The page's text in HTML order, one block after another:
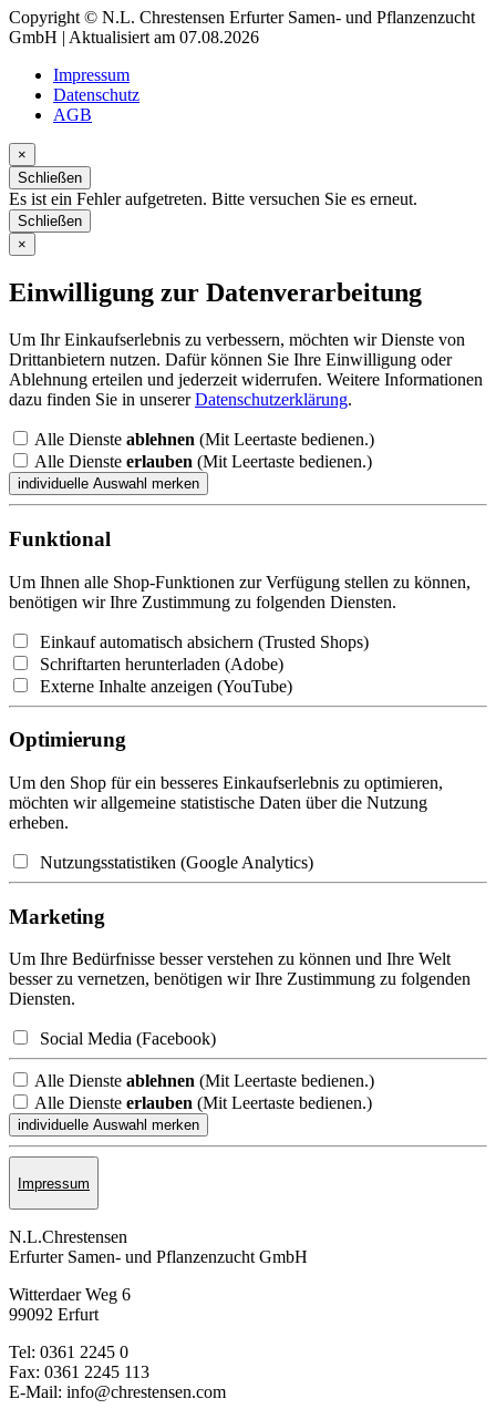
Copyright © N.L. Chrestensen Erfurter Samen- und Pflanzenzucht
GmbH | Aktualisiert am 07.08.2026
Impressum
Datenschutz
AGB
×
Schließen
Es ist ein Fehler aufgetreten. Bitte versuchen Sie es erneut.
Schließen
×
Einwilligung zur Datenverarbeitung
Um Ihr Einkaufserlebnis zu verbessern, möchten wir Dienste von
Drittanbietern nutzen. Dafür können Sie Ihre Einwilligung oder
Ablehnung erteilen und jederzeit widerrufen. Weitere Informationen
dazu finden Sie in unsererDatenschutzerklärung.
Alle Dienste ablehnen (Mit Leertaste bedienen.)
Alle Dienste erlauben (Mit Leertaste bedienen.)
Funktional
Um Ihnen alle Shop-Funktionen zur Verfügung stellen zu können,
benötigen wir Ihre Zustimmung zu folgenden Diensten.
Einkauf automatisch absichern (Trusted Shops)
Schriftarten herunterladen (Adobe)
Externe Inhalte anzeigen (YouTube)
Optimierung
Um den Shop für ein besseres Einkaufserlebnis zu optimieren,
möchten wir allgemeine statistische Daten über die Nutzung
erheben.
Nutzungsstatistiken (Google Analytics)
Marketing
Um Ihre Bedürfnisse besser verstehen zu können und Ihre Welt
besser zu vernetzen, benötigen wir Ihre Zustimmung zu folgenden
Diensten.
Social Media (Facebook)
Alle Dienste ablehnen (Mit Leertaste bedienen.)
Alle Dienste erlauben (Mit Leertaste bedienen.)
Impressum
N.L.Chrestensen
Erfurter Samen- und Pflanzen­zucht GmbH
Witterdaer Weg 6
99092 Erfurt
Tel: 0361 2245 0
Fax: 0361 2245 113
E-Mail: info@chrestensen.com